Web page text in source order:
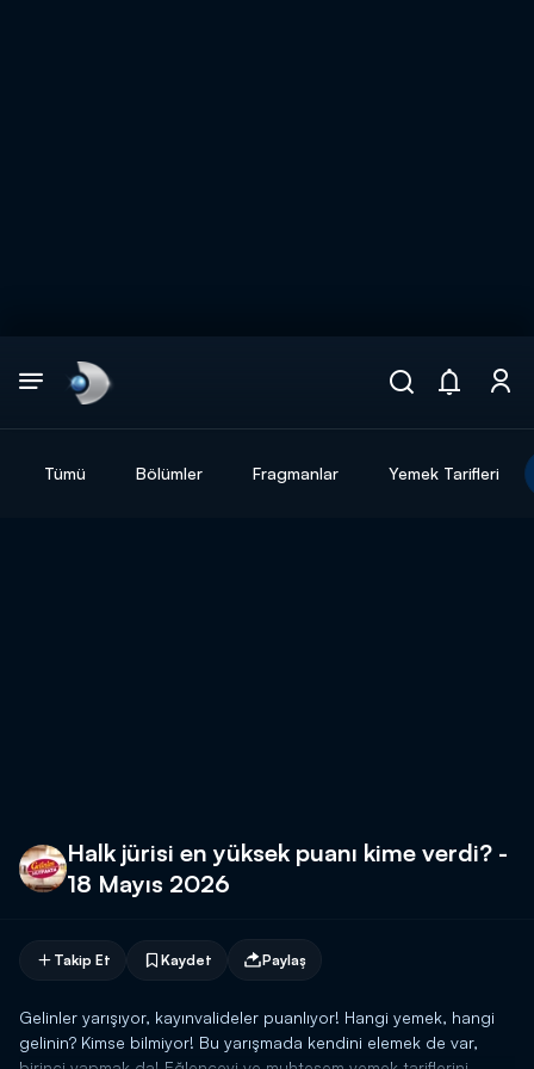
Tümü Bölümler Fragmanlar Yemek Tarifleri
Halk jürisi en yüksek puanı kime verdi? -
18 Mayıs 2026
Takip Et Kaydet Paylaş
Gelinler yarışıyor, kayınvalideler puanlıyor! Hangi yemek, hangi
gelinin? Kimse bilmiyor! Bu yarışmada kendini elemek de var,